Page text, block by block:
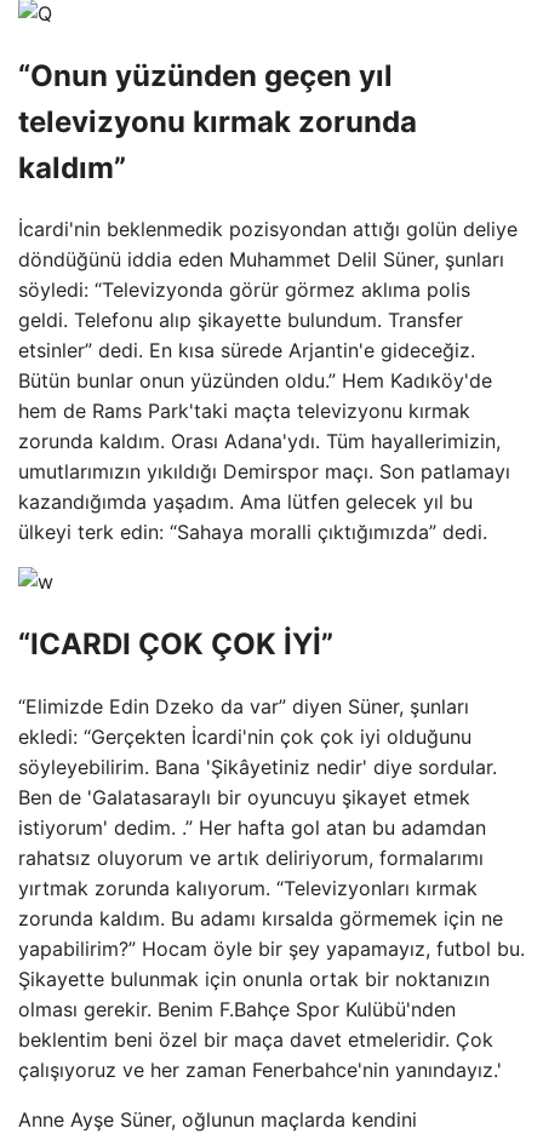
“Onun yüzünden geçen yıl
televizyonu kırmak zorunda
kaldım”
İcardi'nin beklenmedik pozisyondan attığı golün deliye
döndüğünü iddia eden Muhammet Delil Süner, şunları
söyledi: “Televizyonda görür görmez aklıma polis
geldi. Telefonu alıp şikayette bulundum. Transfer
etsinler” dedi. En kısa sürede Arjantin'e gideceğiz.
Bütün bunlar onun yüzünden oldu.” Hem Kadıköy'de
hem de Rams Park'taki maçta televizyonu kırmak
zorunda kaldım. Orası Adana'ydı. Tüm hayallerimizin,
umutlarımızın yıkıldığı Demirspor maçı. Son patlamayı
kazandığımda yaşadım. Ama lütfen gelecek yıl bu
ülkeyi terk edin: “Sahaya moralli çıktığımızda” dedi.
“ICARDI ÇOK ÇOK İYİ”
“Elimizde Edin Dzeko da var” diyen Süner, şunları
ekledi: “Gerçekten İcardi'nin çok çok iyi olduğunu
söyleyebilirim. Bana 'Şikâyetiniz nedir' diye sordular.
Ben de 'Galatasaraylı bir oyuncuyu şikayet etmek
istiyorum' dedim. .” Her hafta gol atan bu adamdan
rahatsız oluyorum ve artık deliriyorum, formalarımı
yırtmak zorunda kalıyorum. “Televizyonları kırmak
zorunda kaldım. Bu adamı kırsalda görmemek için ne
yapabilirim?” Hocam öyle bir şey yapamayız, futbol bu.
Şikayette bulunmak için onunla ortak bir noktanızın
olması gerekir. Benim F.Bahçe Spor Kulübü'nden
beklentim beni özel bir maça davet etmeleridir. Çok
çalışıyoruz ve her zaman Fenerbahce'nin yanındayız.'
Anne Ayşe Süner, oğlunun maçlarda kendini